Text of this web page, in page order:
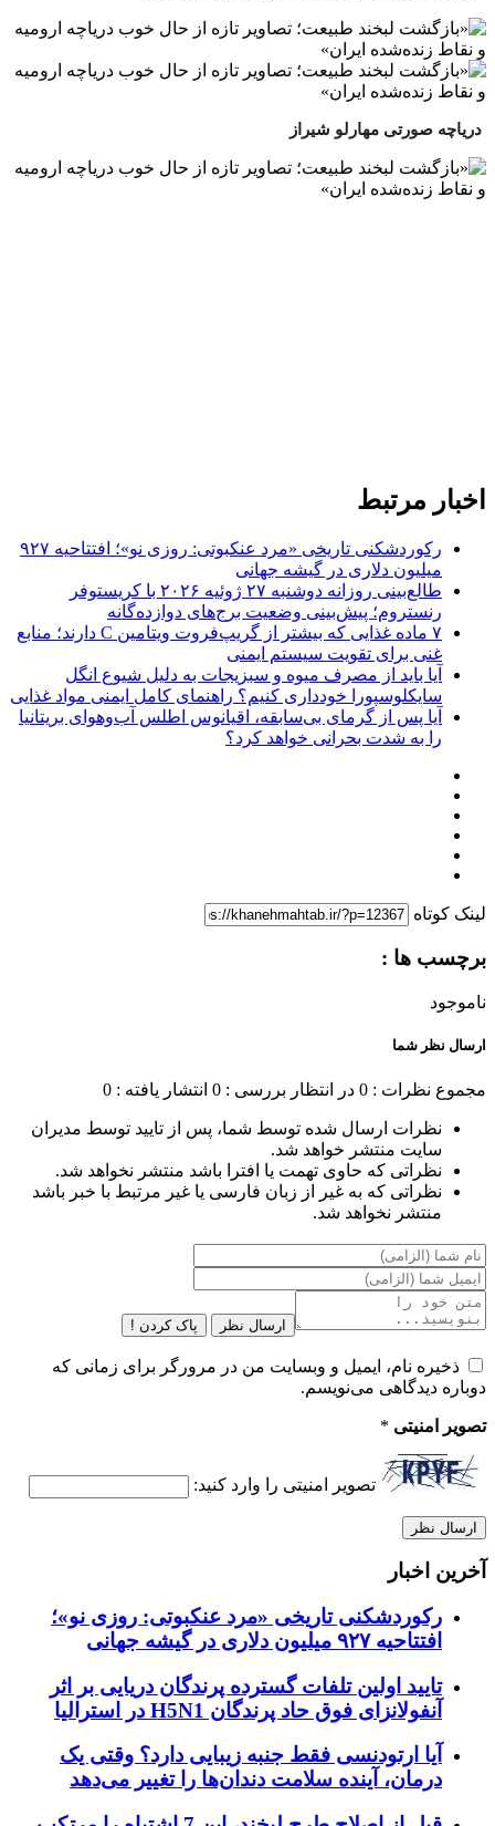
دریاچه صورتی مهارلو شیراز
اخبار مرتبط
رکوردشکنی تاریخی «مرد عنکبوتی: روزی نو»؛ افتتاحیه ۹۲۷
میلیون دلاری در گیشه جهانی
طالع‌بینی روزانه دوشنبه ۲۷ ژوئیه ۲۰۲۶ با کریستوفر
رنستروم؛ پیش‌بینی وضعیت برج‌های دوازده‌گانه
۷ ماده غذایی که بیشتر از گریپ‌فروت ویتامین C دارند؛ منابع
غنی برای تقویت سیستم ایمنی
آیا باید از مصرف میوه و سبزیجات به دلیل شیوع انگل
سایکلوسپورا خودداری کنیم؟ راهنمای کامل ایمنی مواد غذایی
آیا پس از گرمای بی‌سابقه، اقیانوس اطلس آب‌وهوای بریتانیا
را به شدت بحرانی خواهد کرد؟
لینک کوتاه
برچسب ها :
ناموجود
ارسال نظر شما
مجموع نظرات : 0 در انتظار بررسی : 0 انتشار یافته : 0
نظرات ارسال شده توسط شما، پس از تایید توسط مدیران
سایت منتشر خواهد شد.
نظراتی که حاوی تهمت یا افترا باشد منتشر نخواهد شد.
نظراتی که به غیر از زبان فارسی یا غیر مرتبط با خبر باشد
منتشر نخواهد شد.
ارسال نظر پاک کردن !
ذخیره نام، ایمیل و وبسایت من در مرورگر برای زمانی که
دوباره دیدگاهی می‌نویسم.
تصویر امنیتی *
تصویر امنیتی را وارد کنید:
آخرین اخبار
رکوردشکنی تاریخی «مرد عنکبوتی: روزی نو»؛
افتتاحیه ۹۲۷ میلیون دلاری در گیشه جهانی
تایید اولین تلفات گسترده پرندگان دریایی بر اثر
آنفولانزای فوق حاد پرندگان H5N1 در استرالیا
آیا ارتودنسی فقط جنبه زیبایی دارد؟ وقتی یک
درمان، آینده سلامت دندان‌ها را تغییر می‌دهد